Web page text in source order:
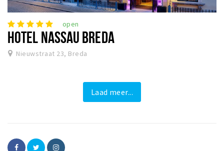
open
HOTEL NASSAU BREDA
Nieuwstraat 23, Breda
Laad meer...